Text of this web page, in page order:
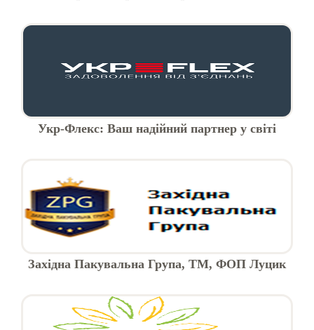
Укр-Флекс: Ваш надійний партнер у світі
Західна Пакувальна Група, ТМ, ФОП Луцик